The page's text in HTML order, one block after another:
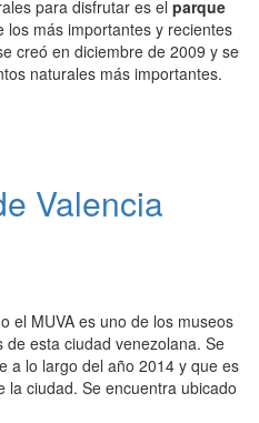
para disfrutar es el parque
los más importantes y recientes
creó en diciembre de 2009 y se
naturales más importantes.
Valencia
o el MUVA es uno de los museos
esta ciudad venezolana. Se
a lo largo del año 2014 y que es
la ciudad. Se encuentra ubicado